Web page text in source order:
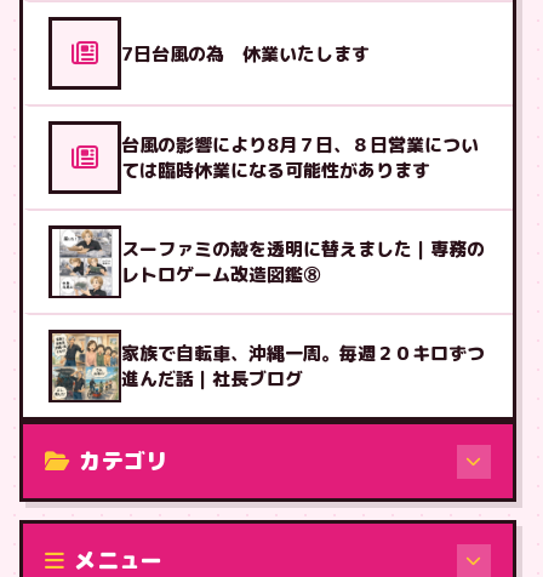
7日台風の為 休業いたします
台風の影響により8月７日、８日営業につい
ては臨時休業になる可能性があります
スーファミの殻を透明に替えました｜専務の
レトロゲーム改造図鑑⑧
家族で自転車、沖縄一周。毎週２０キロずつ
進んだ話｜社長ブログ
カテゴリ
修理（機種から）
メニュー